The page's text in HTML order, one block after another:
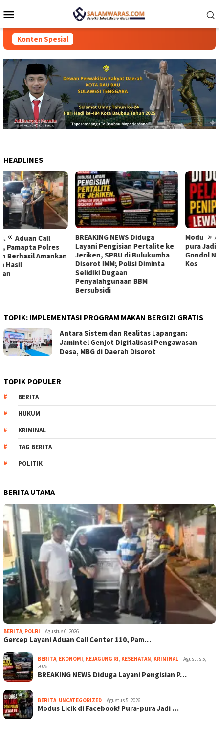
ke
Mobile
Konten Spesial
HEADLINES
« »
BREAKING NEWS Diduga
Layani Pengisian Pertalite ke
Jeriken, SPBU di Bulukumba
Disorot IMM; Polisi Diminta
Selidiki Dugaan
Penyalahgunaan BBM
Modus Licik di Facebook! Pura-
pura Jadi Pembeli, Pria Ini
Gondol NMAX Lewat Jendela
Kos
TOPIK: IMPLEMENTASI PROGRAM MAKAN BERGIZI GRATIS
Antara Sistem dan Realitas Lapangan:
Jamintel Genjot Digitalisasi Pengawasan
Desa, MBG di Daerah Disorot
TOPIK POPULER
BERITA
HUKUM
KRIMINAL
TAG BERITA
POLITIK
BERITA UTAMA
BERITA, POLRI Agustus 6, 2026
Gercep Layani Aduan Call Center 110, Pam…
BERITA, EKONOMI, KEJAGUNG RI, KESEHATAN, KRIMINAL
Agustus 5,
2026
BREAKING NEWS Diduga Layani Pengisian P…
BERITA, UNCATEGORIZED Agustus 5, 2026
Modus Licik di Facebook! Pura-pura Jadi …